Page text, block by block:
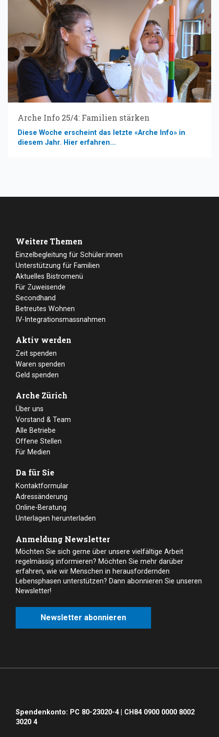
Arche Info 25/4: Familien stärken
Diese Woche erscheint das letzte «Arche Info» in
diesem Jahr. Hier erfahren...
Weitere Themen
Einzelbegleitung für Schüler:innen
Unterstützung für Familien
Aktuelles Bistromenü
Für Zuweisende
Secondhand
Betreutes Wohnen
IV-Integrationsmassnahmen
Aktiv werden
Zeit spenden
Waren spenden
Geld spenden
Arche Zürich
Über uns
Vorstand & Team
Alle Betriebe
Offene Stellen
Für Medien
Da für Sie
Kontaktformular
Adressänderung
Online-Beratung
Unterlagen herunterladen
Anmeldung Newsletter
Möchten Sie sich gerne über unsere vielfältige Arbeit
regelmässig informieren? Möchten Sie mehr darüber
erfahren, wie wir Menschen in herausfordernden
Lebensphasen unterstützen? Dann abonnieren Sie unseren
Newsletter!
Newsletter abonnieren
Spendenkonto: PC 80-23020-4 | CH84 0900 0000 8002
3020 4